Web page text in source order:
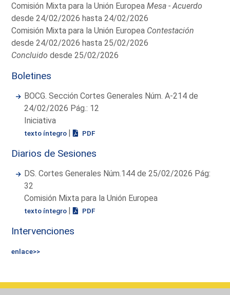
Comisión Mixta para la Unión EuropeaMesa - Acuerdo
desde 24/02/2026 hasta 24/02/2026
Comisión Mixta para la Unión Europea Contestación
desde 24/02/2026 hasta 25/02/2026
Concluido desde 25/02/2026
Boletines
BOCG. Sección Cortes Generales Núm. A-214 de
24/02/2026 Pág.: 12
Iniciativa
texto íntegro | PDF
Diarios de Sesiones
DS. Cortes Generales Núm.144 de 25/02/2026 Pág:
32
Comisión Mixta para la Unión Europea
texto íntegro | PDF
Intervenciones
enlace>>